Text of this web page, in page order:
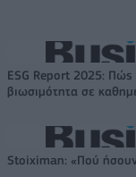
ESG Report 2025: Πώς
βιωσιμότητα σε
Stoiximan: «Πού